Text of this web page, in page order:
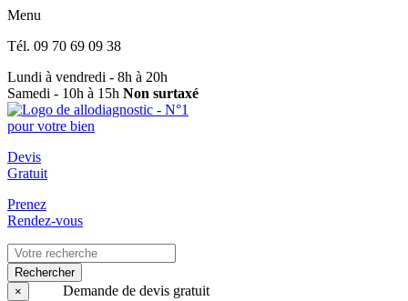
Menu
Tél. 09 70 69 09 38
Lundi à vendredi - 8h à 20h
Samedi - 10h à 15h Non surtaxé
Devis
Gratuit
Prenez
Rendez-vous
Rechercher
×
Demande de devis gratuit